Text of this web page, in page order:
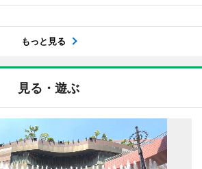
もっと見る
見る・遊ぶ